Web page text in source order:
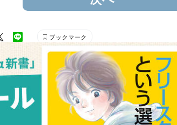
ブックマーク